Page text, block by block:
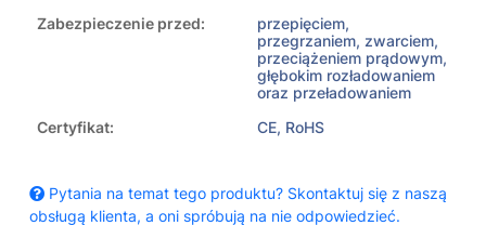
Zabezpieczenie przed:
przepięciem,
przegrzaniem, zwarciem,
przeciążeniem prądowym,
głębokim rozładowaniem
oraz przeładowaniem
Certyfikat:
CE, RoHS
Pytania na temat tego produktu? Skontaktuj się z naszą
obsługą klienta, a oni spróbują na nie odpowiedzieć.